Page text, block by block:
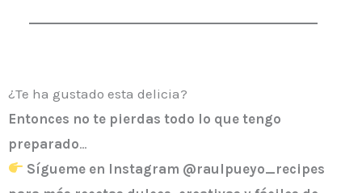
¿Te ha gustado esta delicia?
Entonces no te pierdas todo lo que tengo
preparado…
Sígueme en Instagram @raulpueyo_recipes